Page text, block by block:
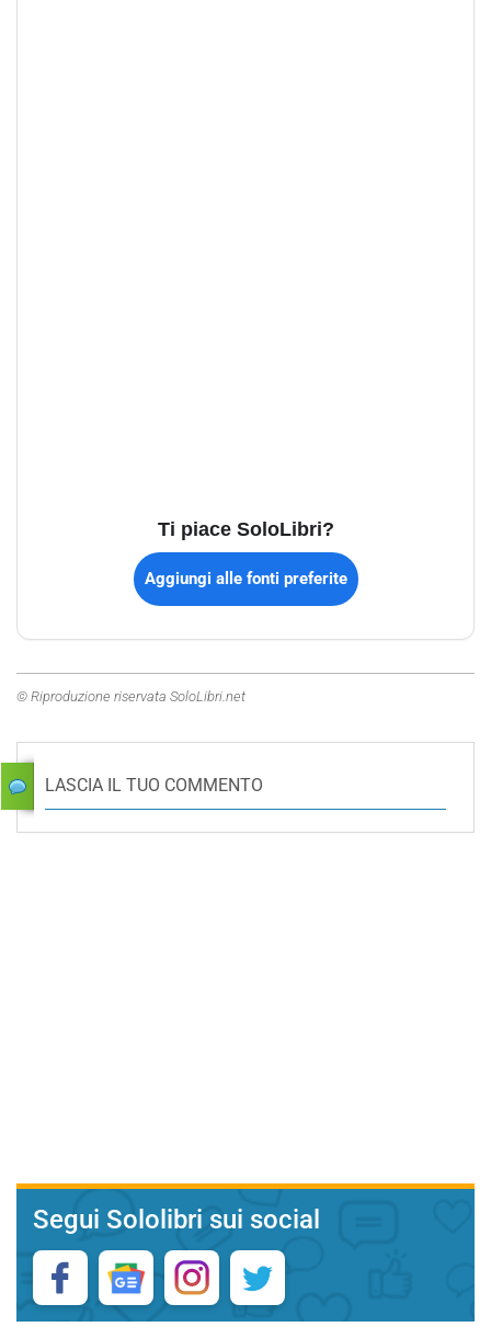
Ti piace SoloLibri?
Aggiungi alle fonti preferite
© Riproduzione riservata SoloLibri.net
LASCIA IL TUO COMMENTO
Segui Sololibri sui social